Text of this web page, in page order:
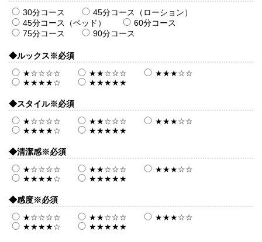
30分コース
45分コース（ローション）
45分コース（ベッド）
60分コース
75分コース
90分コース
◆ルックス※必須
★☆☆☆☆
★★☆☆☆
★★★☆☆
★★★★☆
★★★★★
◆スタイル※必須
★☆☆☆☆
★★☆☆☆
★★★☆☆
★★★★☆
★★★★★
◆清潔感※必須
★☆☆☆☆
★★☆☆☆
★★★☆☆
★★★★☆
★★★★★
◆感度※必須
★☆☆☆☆
★★☆☆☆
★★★☆☆
★★★★☆
★★★★★